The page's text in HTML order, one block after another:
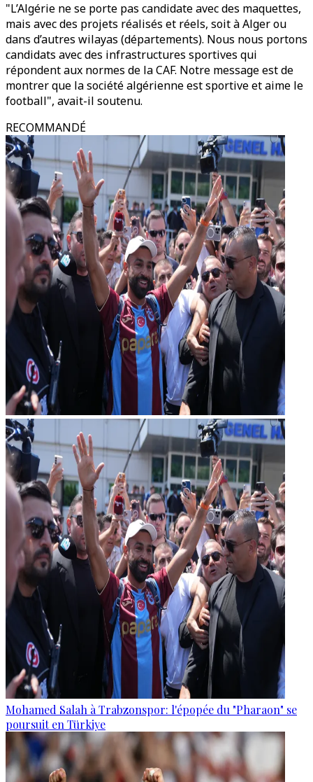
"L’Algérie ne se porte pas candidate avec des maquettes,
mais avec des projets réalisés et réels, soit à Alger ou
dans d’autres wilayas (départements). Nous nous portons
candidats avec des infrastructures sportives qui
répondent aux normes de la CAF. Notre message est de
montrer que la société algérienne est sportive et aime le
football", avait-il soutenu.
RECOMMANDÉ
Mohamed Salah à Trabzonspor: l'épopée du "Pharaon" se
poursuit en Türkiye